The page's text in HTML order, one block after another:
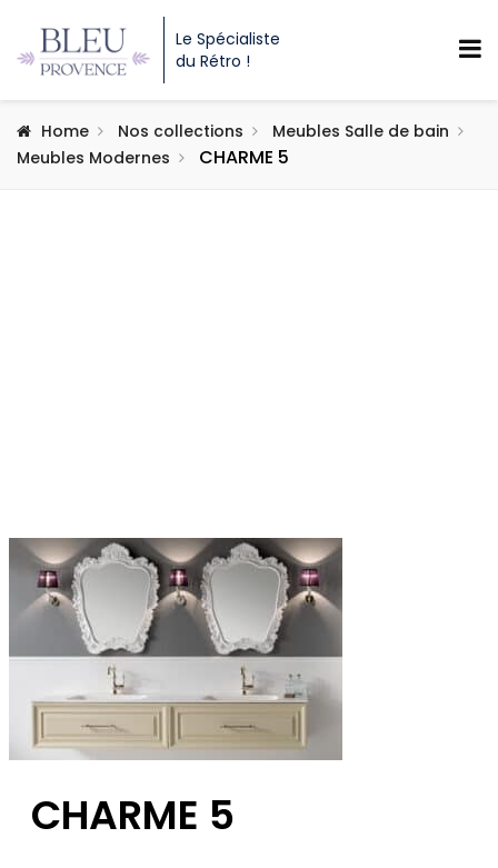
Le Spécialiste
du Rétro !
Home Nos collections
Meubles Salle de bain
Meubles Modernes
CHARME 5
CHARME 5